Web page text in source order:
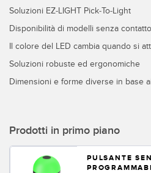
Sensori di luminescenza, colori e
Sensori Pick-to-Light
Sensori di temperatura
Sensori di vibrazioni
Rilevamento del bordo iniziale
Soluzioni EZ-LIGHT Pick-To-Light
Disponibilità di modelli senza
Il colore del LED cambia quando si
Soluzioni robuste ed ergonomiche
Dimensioni e forme diverse in base
Prodotti in primo piano
PULSANTE